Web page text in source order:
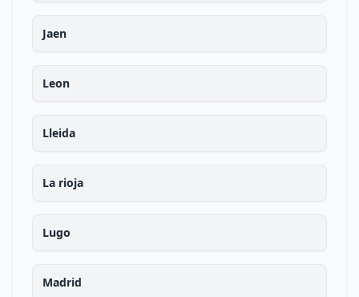
Jaen
Leon
Lleida
La rioja
Lugo
Madrid